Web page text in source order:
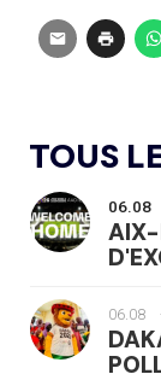
TOUS
06.08
AIX-
06.08